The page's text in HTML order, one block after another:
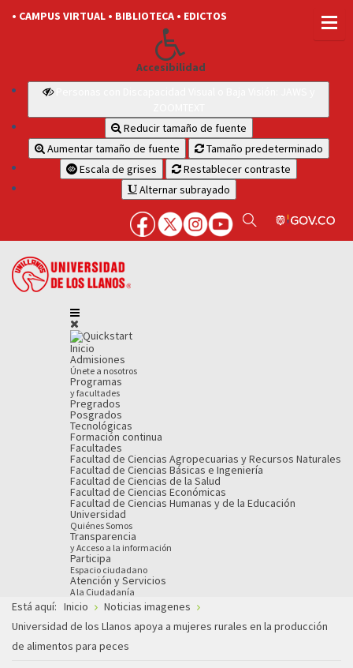
• CAMPUS VIRTUAL • BIBLIOTECA • EDICTOS
Accesibilidad
Reducir tamaño de fuente
Aumentar tamaño de fuente
Tamaño predeterminado
Escala de grises
Restablecer contraste
Alternar subrayado
Inicio
Admisiones
Únete a nosotros
Programas
y facultades
Pregrados
Posgrados
Tecnológicas
Formación continua
Facultades
Facultad de Ciencias Agropecuarias y Recursos Naturales
Facultad de Ciencias Básicas e Ingeniería
Facultad de Ciencias de la Salud
Facultad de Ciencias Económicas
Facultad de Ciencias Humanas y de la Educación
Universidad
Quiénes Somos
Transparencia
y Acceso a la información
Participa
Espacio ciudadano
Atención y Servicios
A la Ciudadanía
Está aquí: Inicio
Noticias imagenes
Universidad de los Llanos apoya a mujeres rurales en la producción
de alimentos para peces